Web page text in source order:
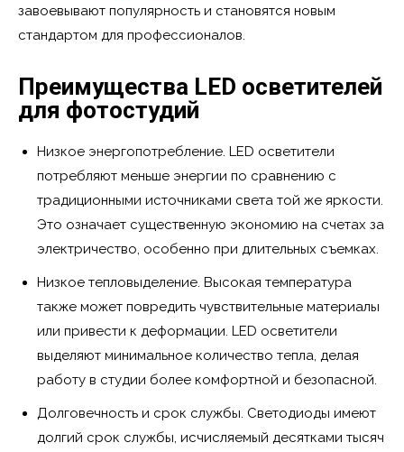
завоевывают популярность и становятся новым
стандартом для профессионалов.
Преимущества LED осветителей
для фотостудий
Низкое энергопотребление. LED осветители
потребляют меньше энергии по сравнению с
традиционными источниками света той же яркости.
Это означает существенную экономию на счетах за
электричество, особенно при длительных съемках.
Низкое тепловыделение. Высокая температура
также может повредить чувствительные материалы
или привести к деформации. LED осветители
выделяют минимальное количество тепла, делая
работу в студии более комфортной и безопасной.
Долговечность и срок службы. Светодиоды имеют
долгий срок службы, исчисляемый десятками тысяч